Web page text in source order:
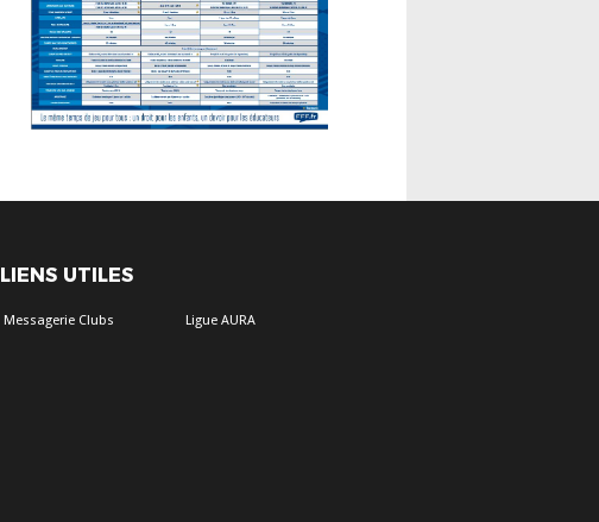
LIENS UTILES
Messagerie Clubs Ligue AURA